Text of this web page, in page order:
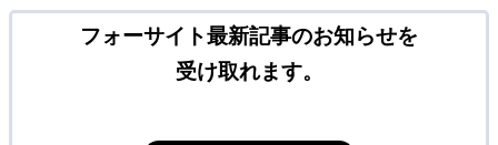
フォーサイト最新記事のお知らせを
受け取れます。